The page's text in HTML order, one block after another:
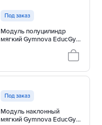
Под заказ
Модуль полуцилиндр
мягкий Gymnova EducGym
Под заказ
Модуль наклонный
мягкий Gymnova EducGym